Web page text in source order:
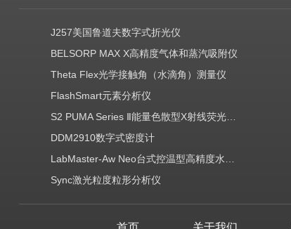
J257美国鲁道夫数字式折光仪
BELSORP MAX X高精度气体和蒸汽吸附仪
Theta Flex光学接触角（水滴角）测量仪
FlashSmart元素分析仪
DDM2910数字式密度计
Sync激光粒度粒形分析仪